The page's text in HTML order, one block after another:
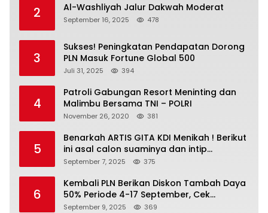
2 Al-Washliyah Jalur Dakwah Moderat
September 16, 2025 478
3
Sukses! Peningkatan Pendapatan Dorong
PLN Masuk Fortune Global 500
Juli 31, 2025 394
4
Patroli Gabungan Resort Meninting dan
Malimbu Bersama TNI – POLRI
November 26, 2020 381
5
Benarkah ARTIS GITA KDI Menikah ! Berikut
ini asal calon suaminya dan intip
undangannya
September 7, 2025 375
6
Kembali PLN Berikan Diskon Tambah Daya
50% Periode 4-17 September, Cek
Ketentuannya!
September 9, 2025 369